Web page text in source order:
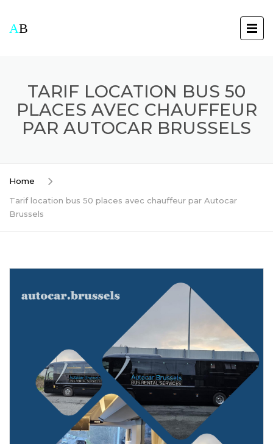
AB
TARIF LOCATION BUS 50
PLACES AVEC CHAUFFEUR
PAR AUTOCAR BRUSSELS
Home
Tarif location bus 50 places avec chauffeur par Autocar
Brussels